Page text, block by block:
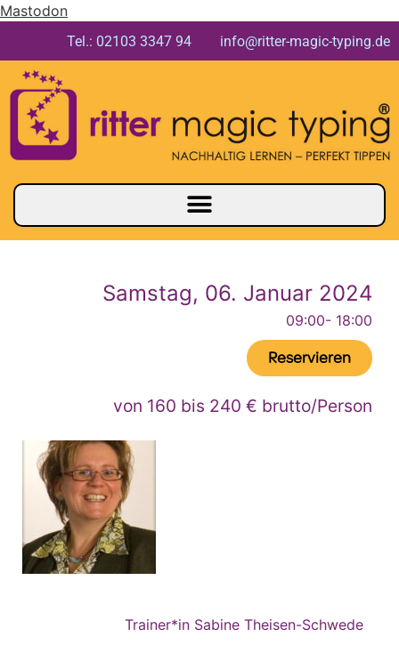
Mastodon
Tel.: 02103 3347 94 info@ritter-magic-typing.de
Samstag, 06. Januar 2024
09:00- 18:00
Reservieren
von 160 bis 240 € brutto/Person
Trainer*in Sabine Theisen-Schwede